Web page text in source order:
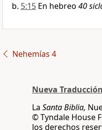
5:15 En hebreo 40
Nehemías 4
Nueva
La Santa Biblia,
© Tyndale House
los derechos